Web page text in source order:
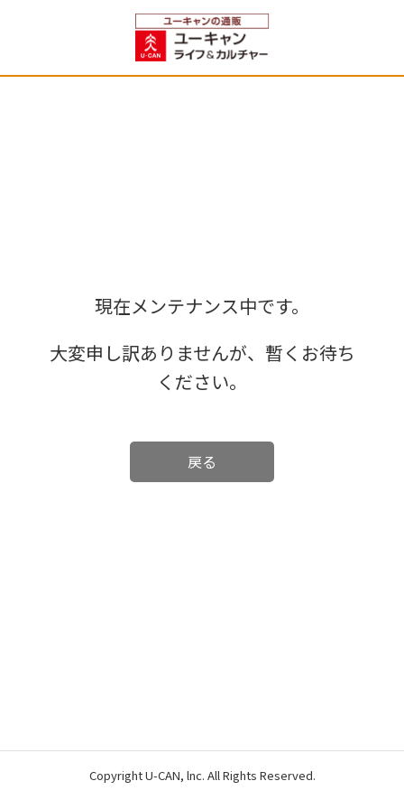
現在メンテナンス中です。
大変申し訳ありませんが、暫くお待ち
ください。
戻る
Copyright U-CAN, lnc. All Rights Reserved.